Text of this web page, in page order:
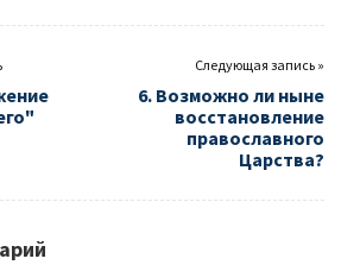
Следующая запись »
6. Возможно ли ныне
восстановление
православного
Царства?